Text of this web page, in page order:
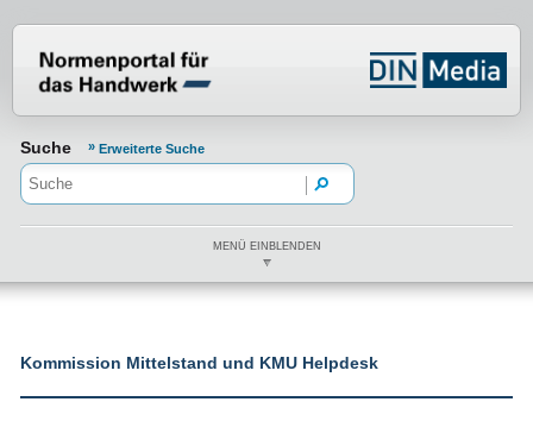
Suche Erweiterte Suche
MENÜ EINBLENDEN
Kommission Mittelstand und KMU Helpdesk